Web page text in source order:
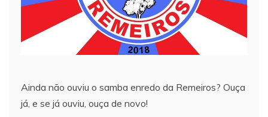
Ainda não ouviu o samba enredo da Remeiros? Ouça
já, e se já ouviu, ouça de novo!